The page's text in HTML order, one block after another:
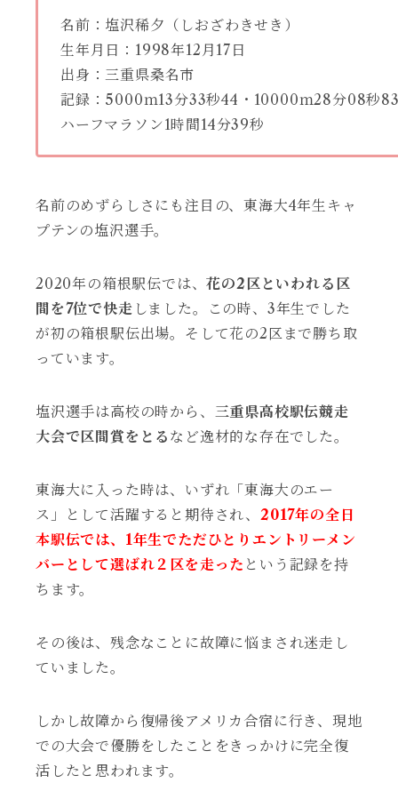
名前：塩沢稀夕（しおざわきせき）
生年月日：1998年12月17日
出身：三重県桑名市
記録：5000ｍ13分33秒44・10000ｍ28分08秒
ハーフマラソン1時間14分39秒
名前のめずらしさにも注目の、東海大4年生キャ
プテンの塩沢選手。
2020年の箱根駅伝では、花の2区といわれる区
間を7位で快走 しました。この時、3年生でした
が初の箱根駅伝出場。そして花の2区まで勝ち取
っています。
塩沢選手は高校の時から、 三重県高校駅伝競走
大会で区間賞をとる など逸材的な存在でした。
東海大に入った時は、いずれ「東海大のエー
ス」として活躍すると期待され、 2017年の全日
本駅伝では、1年生でただひとりエントリーメン
バーとして選ばれ２区を走った という記録を持
ちます。
その後は、残念なことに故障に悩まされ迷走し
ていました。
しかし故障から復帰後アメリカ合宿に行き、現地
での大会で優勝をしたことをきっかけに完全復
活したと思われます。